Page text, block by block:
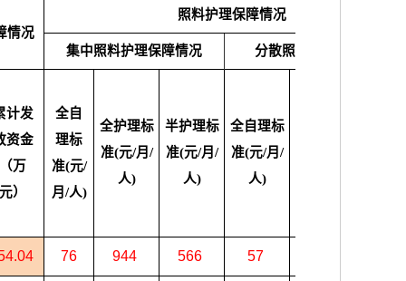
情况
照料护理保障情况
集中照料护理保障情况 分散照料护理保障情况
计发
资金
（万
元）
全自
理标
准(元/
月/人)
全护理标
准(元/月/
人)
半护理标
准(元/月/
人)
全自理标
准(元/月/
人)
76 944 566 57